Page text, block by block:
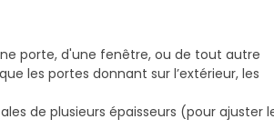
porte, d'une fenêtre, ou de tout autre
les portes donnant sur l’extérieur, les
de plusieurs épaisseurs (pour ajuster